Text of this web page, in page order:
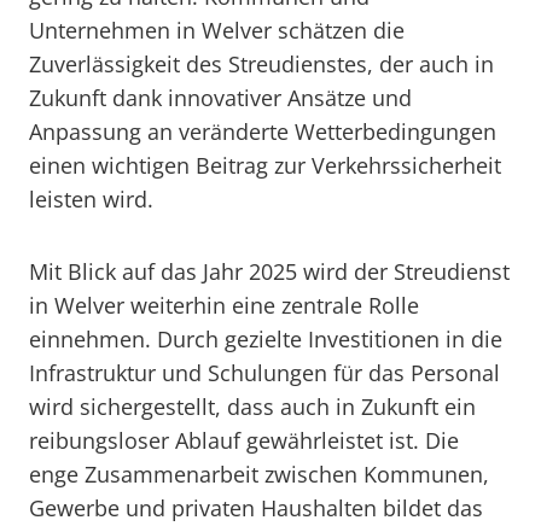
Unternehmen in Welver schätzen die
Zuverlässigkeit des Streudienstes, der auch in
Zukunft dank innovativer Ansätze und
Anpassung an veränderte Wetterbedingungen
einen wichtigen Beitrag zur Verkehrssicherheit
leisten wird.
Mit Blick auf das Jahr 2025 wird der Streudienst
in Welver weiterhin eine zentrale Rolle
einnehmen. Durch gezielte Investitionen in die
Infrastruktur und Schulungen für das Personal
wird sichergestellt, dass auch in Zukunft ein
reibungsloser Ablauf gewährleistet ist. Die
enge Zusammenarbeit zwischen Kommunen,
Gewerbe und privaten Haushalten bildet das